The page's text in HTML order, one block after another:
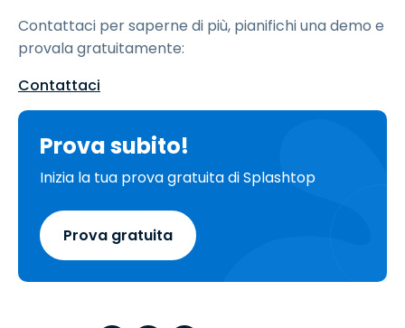
Contattaci per saperne di più, pianifichi una demo e
provala gratuitamente:
Contattaci
Prova subito!
Inizia la tua prova gratuita di Splashtop
Prova gratuita